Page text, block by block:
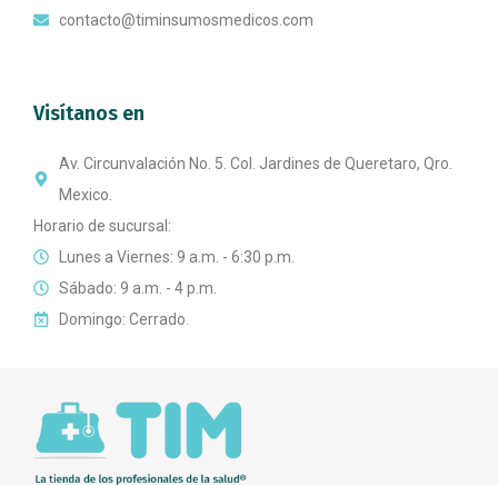
contacto@timinsumosmedicos.com
Visítanos en
Av. Circunvalación No. 5. Col. Jardines de Queretaro, Qro.
Mexico.
Horario de sucursal:
Lunes a Viernes: 9 a.m. - 6:30 p.m.
Sábado: 9 a.m. - 4 p.m.
Domingo: Cerrado.